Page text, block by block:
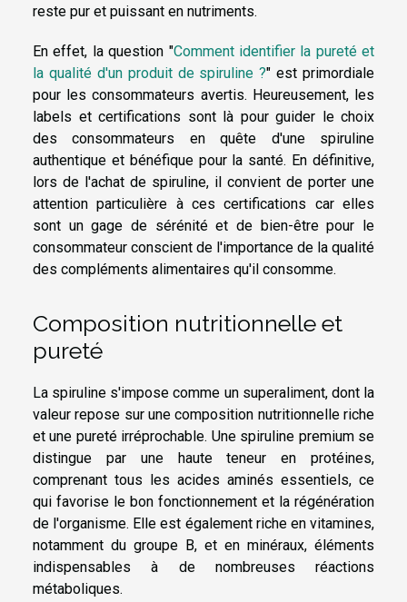
reste pur et puissant en nutriments.
En effet, la question "Comment identifier la pureté et
la qualité d'un produit de spiruline ?" est primordiale
pour les consommateurs avertis. Heureusement, les
labels et certifications sont là pour guider le choix
des consommateurs en quête d'une spiruline
authentique et bénéfique pour la santé. En définitive,
lors de l'achat de spiruline, il convient de porter une
attention particulière à ces certifications car elles
sont un gage de sérénité et de bien-être pour le
consommateur conscient de l'importance de la qualité
des compléments alimentaires qu'il consomme.
Composition nutritionnelle et
pureté
La spiruline s'impose comme un superaliment, dont la
valeur repose sur une composition nutritionnelle riche
et une pureté irréprochable. Une spiruline premium se
distingue par une haute teneur en protéines,
comprenant tous les acides aminés essentiels, ce
qui favorise le bon fonctionnement et la régénération
de l'organisme. Elle est également riche en vitamines,
notamment du groupe B, et en minéraux, éléments
indispensables à de nombreuses réactions
métaboliques.